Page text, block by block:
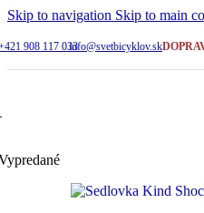
Skip to navigation Skip to main
908 117 033info@svetbicyklov.sk
ŠIROKÝ VÝBER
Galanta
SERVIS A PORADENSTVO